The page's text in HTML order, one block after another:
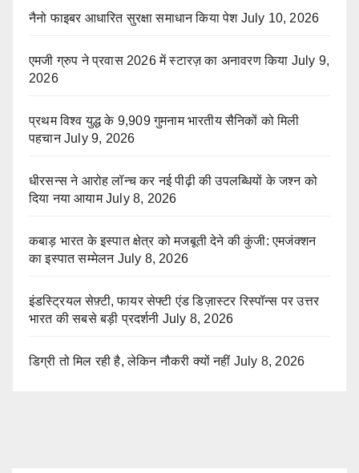
नैनो फाइबर आधारित सुरक्षा समाधान किया पेश July 10, 2026
एमजी ग्रुप ने प्रवास 2026 में स्टारज़ का अनावरण किया July 9,
2026
प्रथम विश्व युद्ध के 9,909 गुमनाम भारतीय सैनिकों को मिली
पहचान July 9, 2026
धीरसन्स ने आरोह लॉन्च कर नई पीढ़ी की उपलब्धियों के जश्न को
दिया नया आयाम July 8, 2026
कबाड़ भारत के इस्पात क्षेत्र को मजबूती देने की कुंजी: एमजंक्शन
का इस्पात सम्मेलन July 8, 2026
इंडस्ट्रियल सेफ़्टी, फायर सेफ्टी एंड डिज़ास्टर रिस्पॉन्स पर उत्तर
भारत की सबसे बड़ी प्रदर्शनी July 8, 2026
डिग्री तो मिल रही है, लेकिन नौकरी क्यों नहीं July 8, 2026